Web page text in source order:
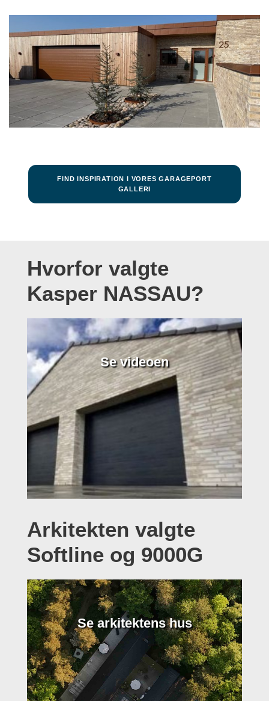
FIND INSPIRATION I VORES GARAGEPORT
GALLERI
Hvorfor valgte
Kasper NASSAU?
Se videoen
Arkitekten valgte
Softline og 9000G
Se arkitektens hus